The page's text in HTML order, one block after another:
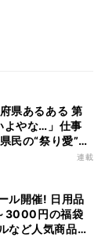
県あるある 第
よやな…」仕事
民の“祭り愛”が
連載
ル開催! 日用品
3000円の福袋
など人気商品も